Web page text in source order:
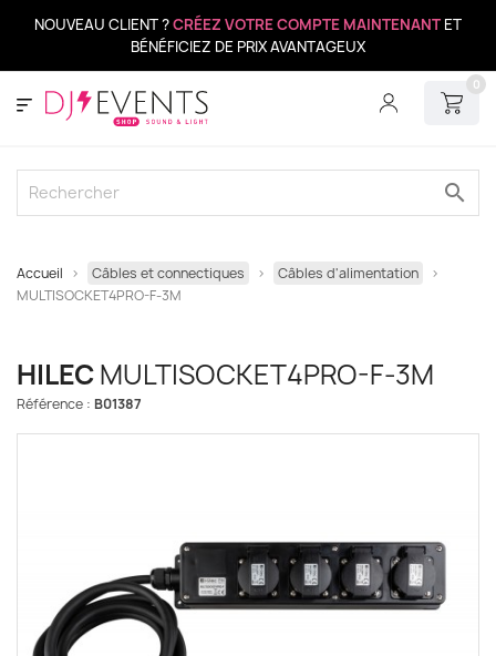
NOUVEAU CLIENT ?CRÉEZ VOTRE COMPTE MAINTENANT ET
BÉNÉFICIEZ DE PRIX AVANTAGEUX
0
search
Accueil Câbles et connectiques
Câbles d'alimentation
MULTISOCKET4PRO-F-3M
HILECMULTISOCKET4PRO-F-3M
Référence : B01387